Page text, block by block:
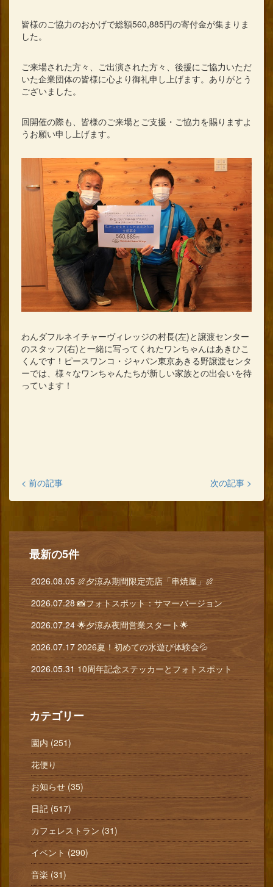
皆様のご協力のおかげで総額560,885円の寄付金が集まりま
した。
ご来場された方々、ご出演された方々、後援にご協力いただ
いた企業団体の皆様に心より御礼申し上げます。ありがとう
ございました。
回開催の際も、皆様のご来場とご支援・ご協力を賜りますよ
うお願い申し上げます。
わんダフルネイチャーヴィレッジの村長(左)と譲渡センター
のスタッフ(右)と一緒に写ってくれたワンちゃんはあきひこ
くんです！ピースワンコ・ジャパン東京あきる野譲渡センタ
ーでは、様々なワンちゃんたちが新しい家族との出会いを待
っています！
< 前の記事 次の記事 >
最新の5件
2026.08.05 🍖夕涼み期間限定売店「串焼屋」🍖
2026.07.28 📸フォトスポット：サマーバージョン
2026.07.24 🌟夕涼み夜間営業スタート🌟
2026.07.17 2026夏！初めての水遊び体験会💦
2026.05.31 10周年記念ステッカーとフォトスポット
カテゴリー
園内 (251)
花便り
お知らせ (35)
日記 (517)
カフェレストラン (31)
イベント (290)
音楽 (31)